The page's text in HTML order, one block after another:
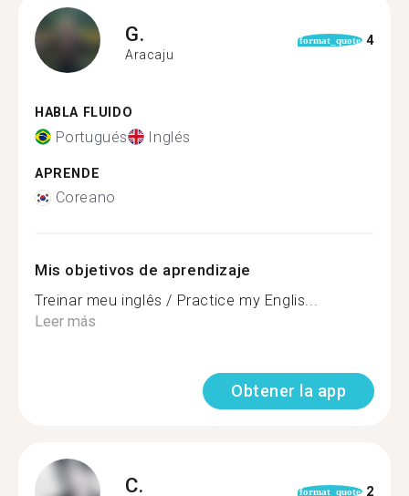
G.
Aracaju
format_quote 4
HABLA FLUIDO
Portugués Inglés
APRENDE
Coreano
Mis objetivos de aprendizaje
Treinar meu inglês / Practice my Englis...
Leer más
Obtener la app
C. format_quote 2